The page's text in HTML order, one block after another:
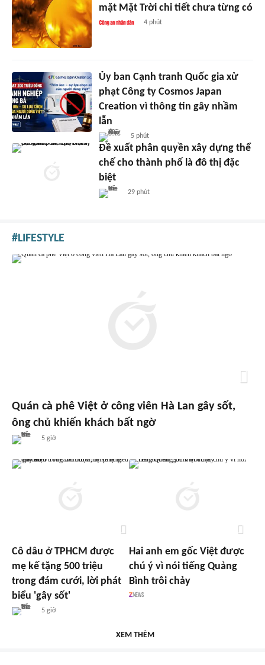
mặt Mặt Trời chi tiết chưa từng có
4 phút
Ủy ban Cạnh tranh Quốc gia xử
phạt Công ty Cosmos Japan
Creation vì thông tin gây nhầm
lẫn
5 phút
Đề xuất phân quyền xây dựng thể
chế cho thành phố là đô thị đặc
biệt
29 phút
LIFESTYLE
Quán cà phê Việt ở công viên Hà Lan gây sốt,
ông chủ khiến khách bất ngờ
5 giờ
Cô dâu ở TPHCM được
mẹ kế tặng 500 triệu
trong đám cưới, lời phát
biểu 'gây sốt'
5 giờ
Hai anh em gốc Việt được
chú ý vì nói tiếng Quảng
Bình trôi chảy
XEM THÊM